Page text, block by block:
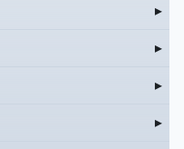
▸
▸
▸
▸